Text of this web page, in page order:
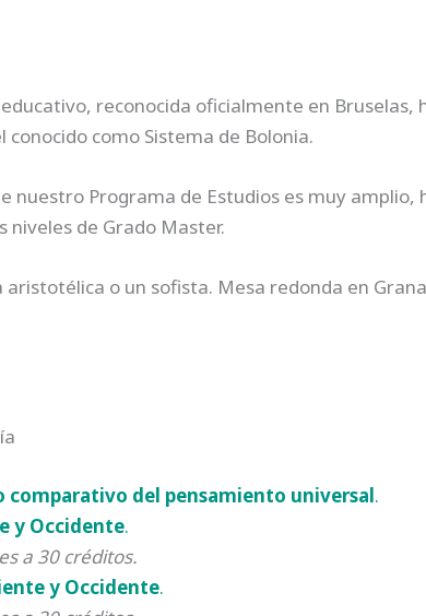
reconocida oficialmente en Bruselas,
como Sistema de Bolonia.
nuestro Programa de Estudios es muy
niveles de Grado Master.
o un sofista. Mesa redonda en
comparativo del pensamiento universal.
y Occidente.
a 30 créditos.
y Occidente.